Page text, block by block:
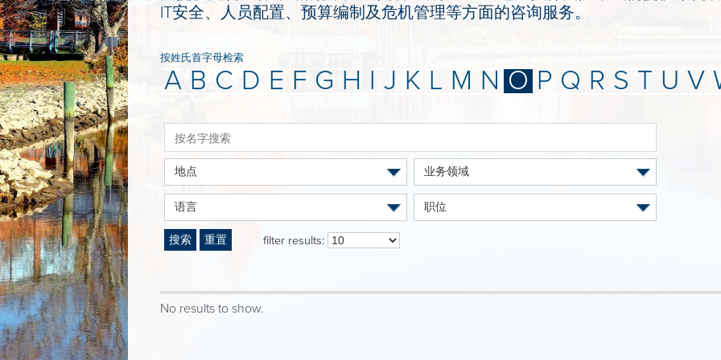
IT安全、人员配置、预算编制及危机管理等方面的咨询服务。
按姓氏首字母检索
A B C D E F G H I J K L M N O P Q R S T U V
地点 业务领域
语言 职位
搜索 重置 filter results:
No results to show.